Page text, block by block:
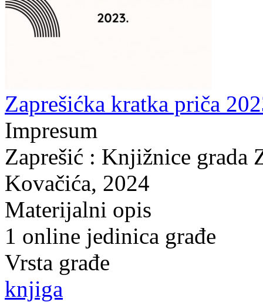
Zaprešićka kratka priča
Impresum
Zaprešić : Knjižnice grada
Kovačića, 2024
Materijalni opis
1 online jedinica građe
Vrsta građe
knjiga